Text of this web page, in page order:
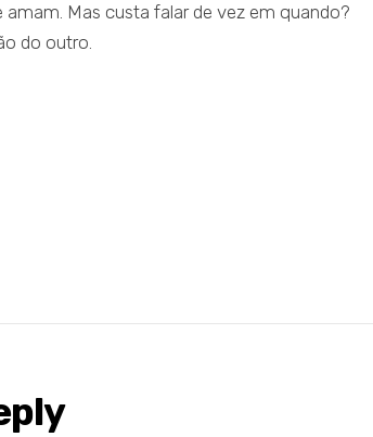
Mas custa falar de vez em quando?
do outro.